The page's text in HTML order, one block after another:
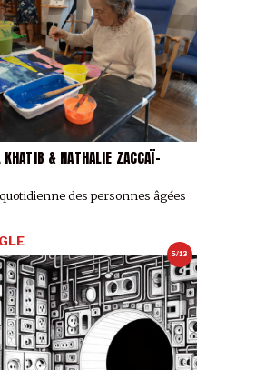
& NATHALIE ZACCAÏ-
des personnes âgées
5/13